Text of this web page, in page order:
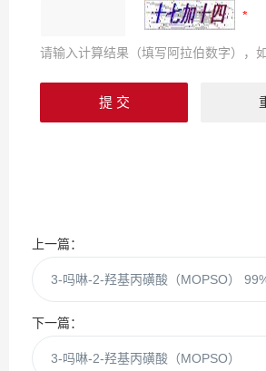
请输入计算结果（填写阿拉伯数字），
上一篇：
3-吗啉-2-羟基丙磺酸（MOPSO）
下一篇：
3-吗啉-2-羟基丙磺酸（MOPSO）